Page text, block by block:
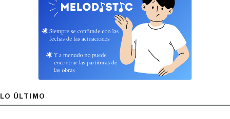
LO ÚLTIMO